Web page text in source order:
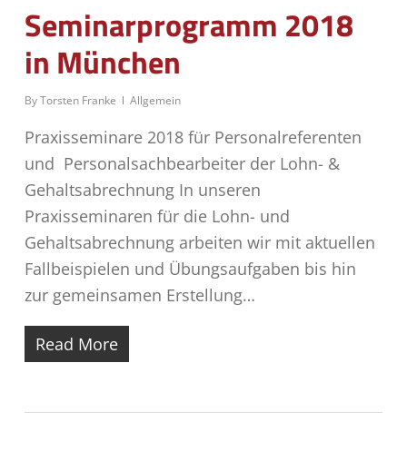
Seminarprogramm 2018
in München
ByTorsten Franke Allgemein
Praxisseminare 2018 für Personalreferenten
und Personalsachbearbeiter der Lohn- &
Gehaltsabrechnung In unseren
Praxisseminaren für die Lohn- und
Gehaltsabrechnung arbeiten wir mit aktuellen
Fallbeispielen und Übungsaufgaben bis hin
zur gemeinsamen Erstellung…
Read More